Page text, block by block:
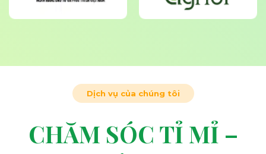
Dịch vụ của chúng tôi
CHĂM SÓC TỈ MỈ –